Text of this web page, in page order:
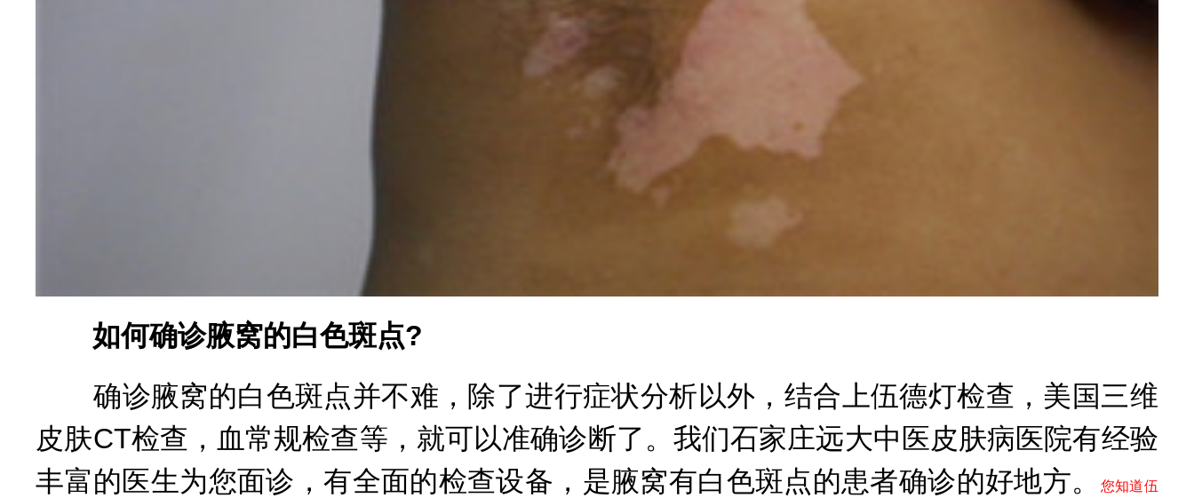
如何确诊腋窝的白色斑点?
确诊腋窝的白色斑点并不难，除了进行症状分析以外，结合上伍德灯检查，美国三维
皮肤CT检查，血常规检查等，就可以准确诊断了。我们石家庄远大中医皮肤病医院有经验
丰富的医生为您面诊，有全面的检查设备，是腋窝有白色斑点的患者确诊的好地方。
您知道伍